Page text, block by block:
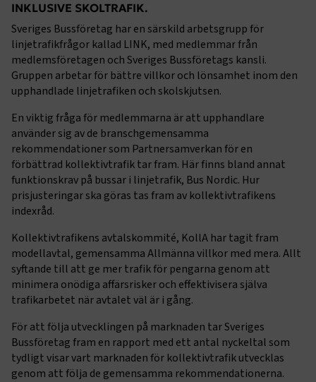
INKLUSIVE SKOLTRAFIK.
Sveriges Bussföretag har en särskild arbetsgrupp för
linjetrafikfrågor kallad LINK, med medlemmar från
medlemsföretagen och Sveriges Bussföretags kansli.
Gruppen arbetar för bättre villkor och lönsamhet inom den
upphandlade linjetrafiken och skolskjutsen.
En viktig fråga för medlemmarna är att upphandlare
använder sig av de branschgemensamma
rekommendationer som Partnersamverkan för en
förbättrad kollektivtrafik tar fram. Här finns bland annat
funktionskrav på bussar i linjetrafik, Bus Nordic. Hur
prisjusteringar ska göras tas fram av kollektivtrafikens
indexråd.
Kollektivtrafikens avtalskommité, KollA har tagit fram
modellavtal, gemensamma Allmänna villkor med mera. Allt
syftande till att ge mer trafik för pengarna genom att
minimera onödiga affärsrisker och effektivisera själva
trafikarbetet när avtalet väl är i gång.
För att följa utvecklingen på marknaden tar Sveriges
Bussföretag fram en rapport med ett antal nyckeltal som
tydligt visar vart marknaden för kollektivtrafik utvecklas
genom att följa de gemensamma rekommendationerna.